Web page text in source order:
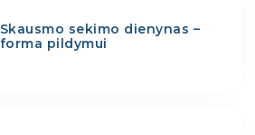
Skausmo sekimo dienynas –
forma pildymui